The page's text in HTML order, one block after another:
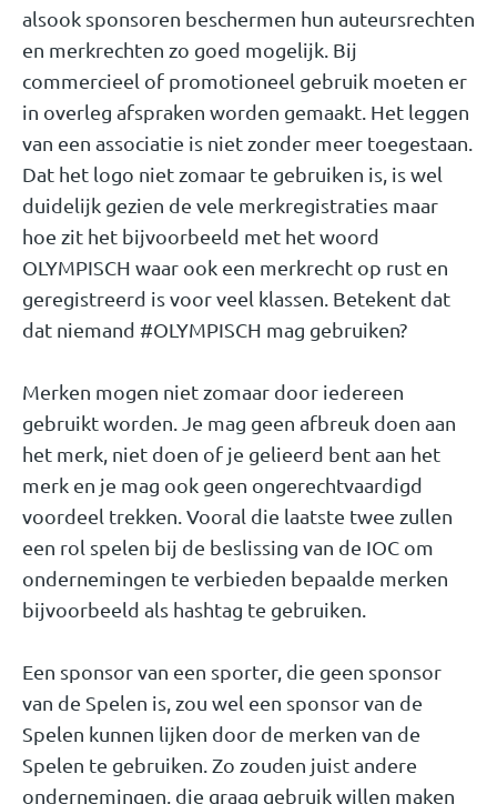
alsook sponsoren beschermen hun auteursrechten
en merkrechten zo goed mogelijk. Bij
commercieel of promotioneel gebruik moeten er
in overleg afspraken worden gemaakt. Het leggen
van een associatie is niet zonder meer toegestaan.
Dat het logo niet zomaar te gebruiken is, is wel
duidelijk gezien de vele merkregistraties maar
hoe zit het bijvoorbeeld met het woord
OLYMPISCH waar ook een merkrecht op rust en
geregistreerd is voor veel klassen. Betekent dat
dat niemand #OLYMPISCH mag gebruiken?
Merken mogen niet zomaar door iedereen
gebruikt worden. Je mag geen afbreuk doen aan
het merk, niet doen of je gelieerd bent aan het
merk en je mag ook geen ongerechtvaardigd
voordeel trekken. Vooral die laatste twee zullen
een rol spelen bij de beslissing van de IOC om
ondernemingen te verbieden bepaalde merken
bijvoorbeeld als hashtag te gebruiken.
Een sponsor van een sporter, die geen sponsor
van de Spelen is, zou wel een sponsor van de
Spelen kunnen lijken door de merken van de
Spelen te gebruiken. Zo zouden juist andere
ondernemingen, die graag gebruik willen maken